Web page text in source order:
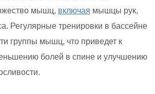
мышц, включая мышцы рук,
Регулярные тренировки в бассейне
группы мышц, что приведет к
болей в спине и улучшению